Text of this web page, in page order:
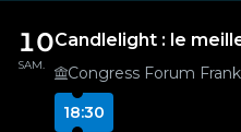
10
SAM.
Candlelight : le
Congress Forum
18:30